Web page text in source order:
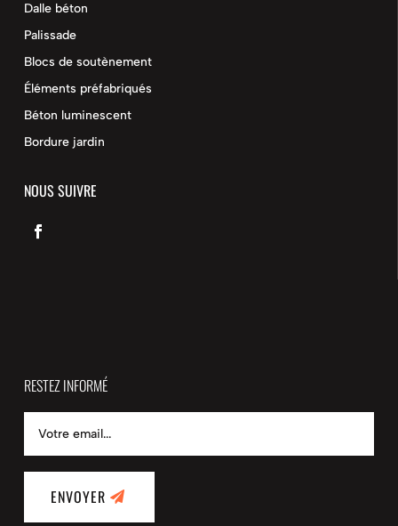
Dalle béton
Palissade
Blocs de soutènement
Éléments préfabriqués
Béton luminescent
Bordure jardin
NOUS SUIVRE
RESTEZ INFORMÉ
ENVOYER